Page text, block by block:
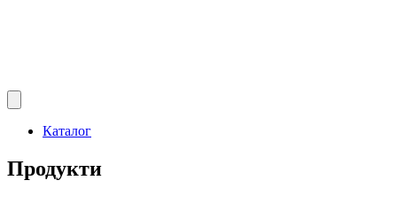
Каталог
Продукти